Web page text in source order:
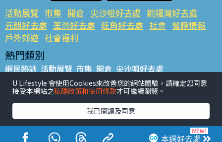
本週好去處
活動展覽 市集 開倉 尖沙咀好去處 銅鑼灣好去處
元朗好去處 荃灣好去處 旺角好去處 社會 餐廳情報
戶外郊遊 社會福利
熱門類別
網民熱話 活動展覽 市集 開倉 尖沙咀好去處
銅鑼灣好去處 元朗好去處 荃灣好去處 旺角好去處 社會
餐廳情報 戶外郊遊
熱門標籤
#UGO搵好去處 #人氣活動推介 #美食社群熱話
#親子玩樂好去處
#ULifestyle應用程式
#限時搶
U Lifestyle 會使用Cookies來改善您的網站體驗，請確定您同意
接受本網站之私隱政策和使用條款才可繼續瀏覽。
我已閱讀及同意